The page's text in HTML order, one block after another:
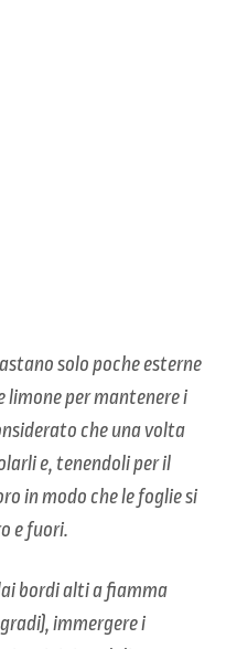
solo poche esterne
limone per mantenere i
che una volta
e, tenendoli per il
in modo che le foglie si
e fuori.
bordi alti a fiamma
immergere i